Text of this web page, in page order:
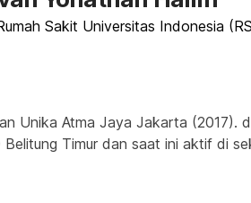
Sakit Universitas Indonesia
Unika Atma Jaya Jakarta (2017).
Timur dan saat ini aktif di